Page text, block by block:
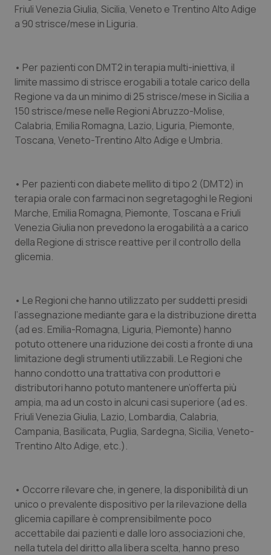
Friuli Venezia Giulia, Sicilia, Veneto e Trentino Alto Adige
a 90 strisce/mese in Liguria.
• Per pazienti con DMT2 in terapia multi-iniettiva, il
limite massimo di strisce erogabili a totale carico della
Regione va da un minimo di 25 strisce/mese in Sicilia a
150 strisce/mese nelle Regioni Abruzzo-Molise,
Calabria, Emilia Romagna, Lazio, Liguria, Piemonte,
Toscana, Veneto-Trentino Alto Adige e Umbria.
• Per pazienti con diabete mellito di tipo 2 (DMT2) in
terapia orale con farmaci non segretagoghi le Regioni
Marche, Emilia Romagna, Piemonte, Toscana e Friuli
Venezia Giulia non prevedono la erogabilità a a carico
della Regione di strisce reattive per il controllo della
glicemia.
• Le Regioni che hanno utilizzato per suddetti presidi
l’assegnazione mediante gara e la distribuzione diretta
(ad es. Emilia-Romagna, Liguria, Piemonte) hanno
potuto ottenere una riduzione dei costi a fronte di una
limitazione degli strumenti utilizzabili. Le Regioni che
hanno condotto una trattativa con produttori e
distributori hanno potuto mantenere un’offerta più
ampia, ma ad un costo in alcuni casi superiore (ad es.
Friuli Venezia Giulia, Lazio, Lombardia, Calabria,
Campania, Basilicata, Puglia, Sardegna, Sicilia, Veneto-
Trentino Alto Adige, etc.).
• Occorre rilevare che, in genere, la disponibilità di un
unico o prevalente dispositivo per la rilevazione della
glicemia capillare è comprensibilmente poco
accettabile dai pazienti e dalle loro associazioni che,
nella tutela del diritto alla libera scelta, hanno preso